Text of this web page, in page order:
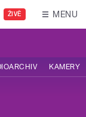
ŽIVĚ MENU
KAMERY